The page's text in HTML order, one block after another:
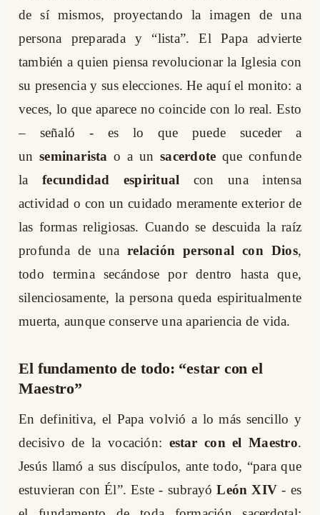
de sí mismos, proyectando la imagen de una
persona preparada y “lista”. El Papa advierte
también a quien piensa revolucionar la Iglesia con
su presencia y sus elecciones. He aquí el monito: a
veces, lo que aparece no coincide con lo real. Esto
– señaló - es lo que puede suceder a
un seminarista o a un sacerdote que confunde
la
fecundidad espiritual
con una intensa
actividad o con un cuidado meramente exterior de
las formas religiosas. Cuando se descuida la raíz
profunda de una relación personal con Dios,
todo termina secándose por dentro hasta que,
silenciosamente, la persona queda espiritualmente
muerta, aunque conserve una apariencia de vida.
El fundamento de todo: “estar con el
Maestro”
En definitiva, el Papa volvió a lo más sencillo y
decisivo de la vocación: estar con el Maestro.
Jesús llamó a sus discípulos, ante todo, “para que
estuvieran con Él”. Este - subrayó León XIV - es